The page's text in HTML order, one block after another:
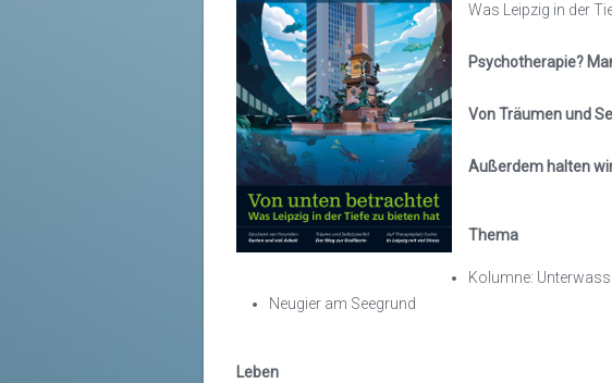
Was Leipzig in der
Psychotherapie?
Von Träumen und
Außerdem halten
Thema
Kolumne:
Neugier am Seegrund
Leben